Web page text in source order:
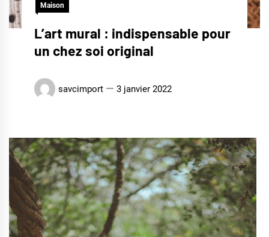
Maison
L’art mural : indispensable pour
un chez soi original
savcimport 3 janvier 2022